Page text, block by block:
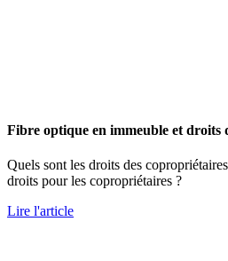
Fibre optique en immeuble et droits
Quels sont les droits des
droits pour les copropriétaires ?
Lire l'article